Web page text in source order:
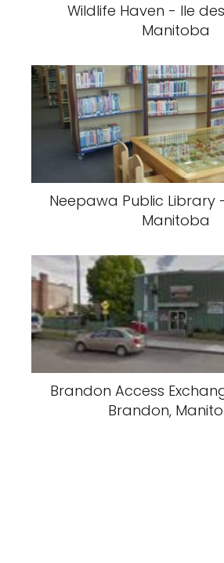
Wildlife Haven - Ile
Manitoba
Neepawa Public Library
Manitoba
Brandon Access
Brandon,